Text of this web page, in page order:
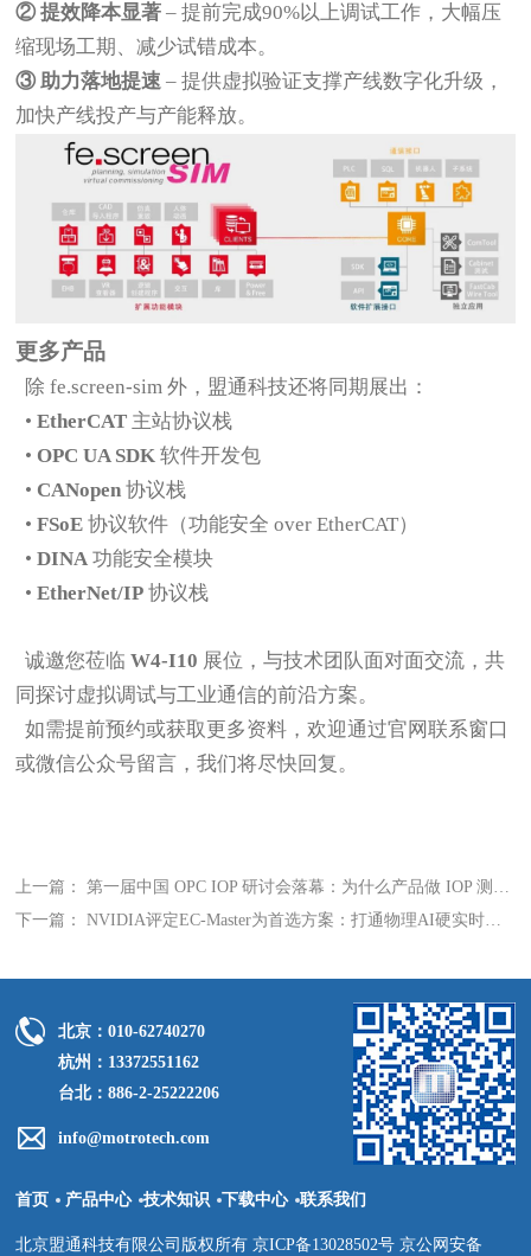
② 提效降本显著 – 提前完成90%以上调试工作，大幅压
缩现场工期、减少试错成本。
③ 助力落地提速 – 提供虚拟验证支撑产线数字化升级，
加快产线投产与产能释放。
更多产品
除 fe.screen-sim 外，盟通科技还将同期展出：
•EtherCAT 主站协议栈
• OPC UA SDK 软件开发包
• CANopen 协议栈
•FSoE 协议软件（功能安全 over EtherCAT）
•DINA 功能安全模块
•EtherNet/IP 协议栈
诚邀您莅临W4-I10 展位，与技术团队面对面交流，共
同探讨虚拟调试与工业通信的前沿方案。
如需提前预约或获取更多资料，欢迎通过官网联系窗口
或微信公众号留言，我们将尽快回复。
北京：010-62740270
杭州：13372551162
台北：886-2-25222206
info@motrotech.com
首页 产品中心 技术知识 下载中心 联系我们
北京盟通科技有限公司版权所有 京ICP备13028502号 京公网安备